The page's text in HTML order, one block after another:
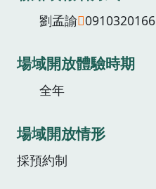
劉孟諭 0910320166
場域開放體驗時期
全年
場域開放情形
採預約制